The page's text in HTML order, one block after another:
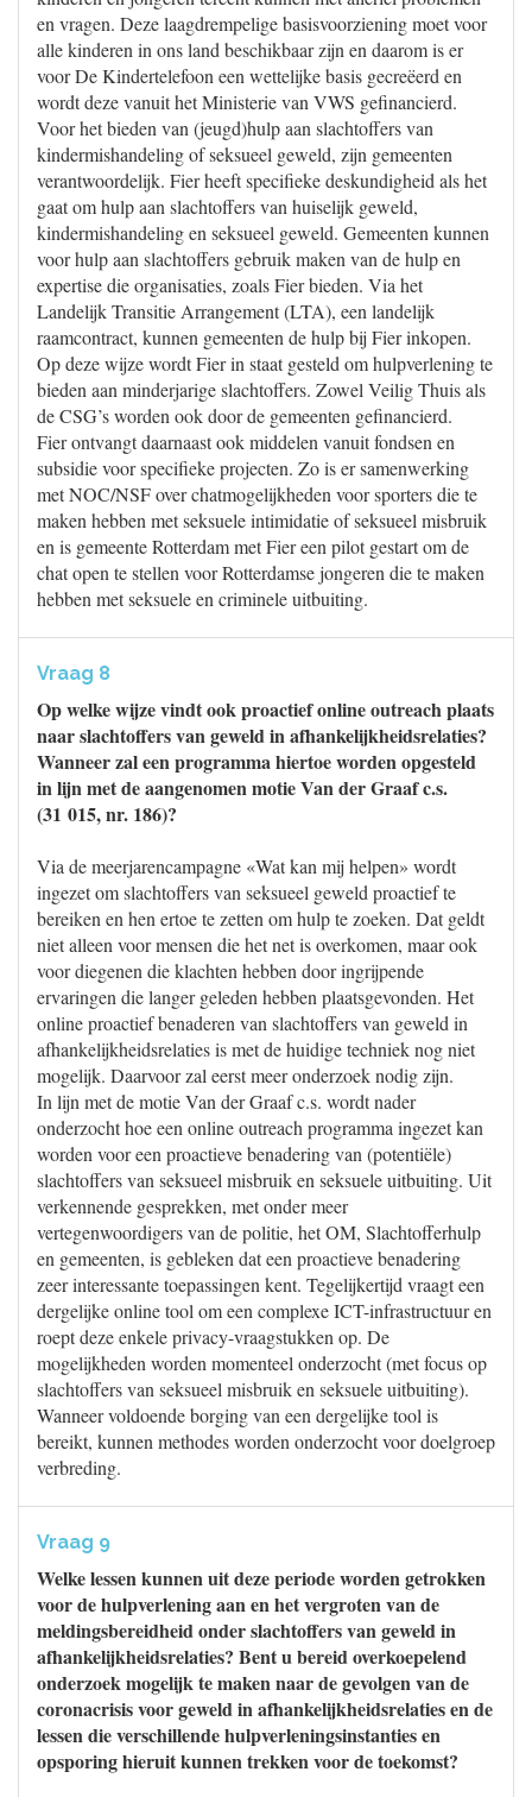
en vragen. Deze laagdrempelige basisvoorziening moet voor
alle kinderen in ons land beschikbaar zijn en daarom is er
voor De Kindertelefoon een wettelijke basis gecreëerd en
wordt deze vanuit het Ministerie van VWS gefinancierd.
Voor het bieden van (jeugd)hulp aan slachtoffers van
kindermishandeling of seksueel geweld, zijn gemeenten
verantwoordelijk. Fier heeft specifieke deskundigheid als het
gaat om hulp aan slachtoffers van huiselijk geweld,
kindermishandeling en seksueel geweld. Gemeenten kunnen
voor hulp aan slachtoffers gebruik maken van de hulp en
expertise die organisaties, zoals Fier bieden. Via het
Landelijk Transitie Arrangement (LTA), een landelijk
raamcontract, kunnen gemeenten de hulp bij Fier inkopen.
Op deze wijze wordt Fier in staat gesteld om hulpverlening te
bieden aan minderjarige slachtoffers. Zowel Veilig Thuis als
de CSG’s worden ook door de gemeenten gefinancierd.
Fier ontvangt daarnaast ook middelen vanuit fondsen en
subsidie voor specifieke projecten. Zo is er samenwerking
met NOC/NSF over chatmogelijkheden voor sporters die te
maken hebben met seksuele intimidatie of seksueel misbruik
en is gemeente Rotterdam met Fier een pilot gestart om de
chat open te stellen voor Rotterdamse jongeren die te maken
hebben met seksuele en criminele uitbuiting.
Vraag 8
Op welke wijze vindt ook proactief online outreach plaats
naar slachtoffers van geweld in afhankelijkheidsrelaties?
Wanneer zal een programma hiertoe worden opgesteld
in lijn met de aangenomen motie Van der Graaf c.s.
(31 015, nr. 186)?
Via de meerjarencampagne «Wat kan mij helpen» wordt
ingezet om slachtoffers van seksueel geweld proactief te
bereiken en hen ertoe te zetten om hulp te zoeken. Dat geldt
niet alleen voor mensen die het net is overkomen, maar ook
voor diegenen die klachten hebben door ingrijpende
ervaringen die langer geleden hebben plaatsgevonden. Het
online proactief benaderen van slachtoffers van geweld in
afhankelijkheidsrelaties is met de huidige techniek nog niet
mogelijk. Daarvoor zal eerst meer onderzoek nodig zijn.
In lijn met de motie Van der Graaf c.s. wordt nader
onderzocht hoe een online outreach programma ingezet kan
worden voor een proactieve benadering van (potentiële)
slachtoffers van seksueel misbruik en seksuele uitbuiting. Uit
verkennende gesprekken, met onder meer
vertegenwoordigers van de politie, het OM, Slachtofferhulp
en gemeenten, is gebleken dat een proactieve benadering
zeer interessante toepassingen kent. Tegelijkertijd vraagt een
dergelijke online tool om een complexe ICT-infrastructuur en
roept deze enkele privacy-vraagstukken op. De
mogelijkheden worden momenteel onderzocht (met focus op
slachtoffers van seksueel misbruik en seksuele uitbuiting).
Wanneer voldoende borging van een dergelijke tool is
bereikt, kunnen methodes worden onderzocht voor doelgroep
verbreding.
Vraag 9
Welke lessen kunnen uit deze periode worden getrokken
voor de hulpverlening aan en het vergroten van de
meldingsbereidheid onder slachtoffers van geweld in
afhankelijkheidsrelaties? Bent u bereid overkoepelend
onderzoek mogelijk te maken naar de gevolgen van de
coronacrisis voor geweld in afhankelijkheidsrelaties en de
lessen die verschillende hulpverleningsinstanties en
opsporing hieruit kunnen trekken voor de toekomst?